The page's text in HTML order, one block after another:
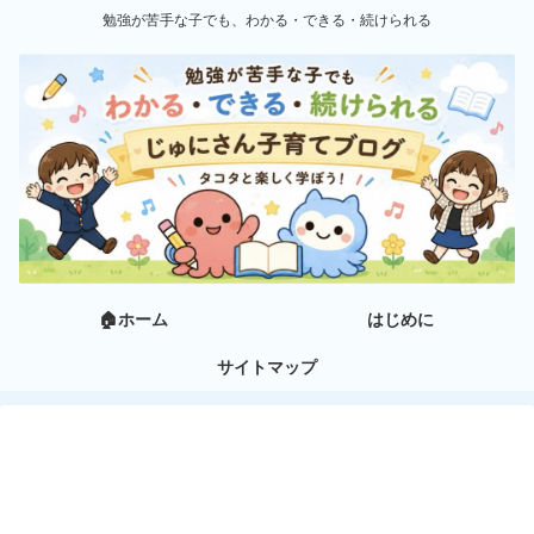
勉強が苦手な子でも、わかる・できる・続けられる
🏠ホーム はじめに
サイトマップ